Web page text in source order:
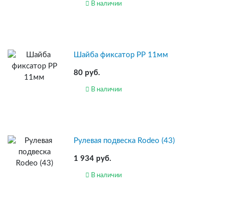
В наличии
Шайба фиксатор PP 11мм
80 руб.
В наличии
Рулевая подвеска Rodeo (43)
1 934 руб.
В наличии